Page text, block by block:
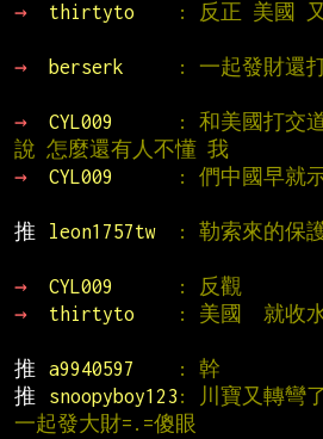
→
thirtyto
: 反正 美國
→
berserk
: 一起發財還
→
CYL009
: 和美國打交
說 怎麼還有人不懂 我
→
CYL009
: 們中國早就
推
leon1757tw
: 勒索來的保
→
CYL009 : 反觀
→
thirtyto
: 美國  就收
推
a9940597 : 幹
推
snoopyboy123 : 川寶又轉彎
一起發大財=.=傻眼